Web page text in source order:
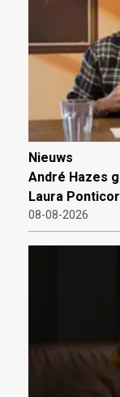
Nieuws
André Hazes
Laura
08-08-2026